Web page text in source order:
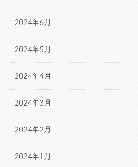
2024年6月
2024年5月
2024年4月
2024年3月
2024年2月
2024年1月